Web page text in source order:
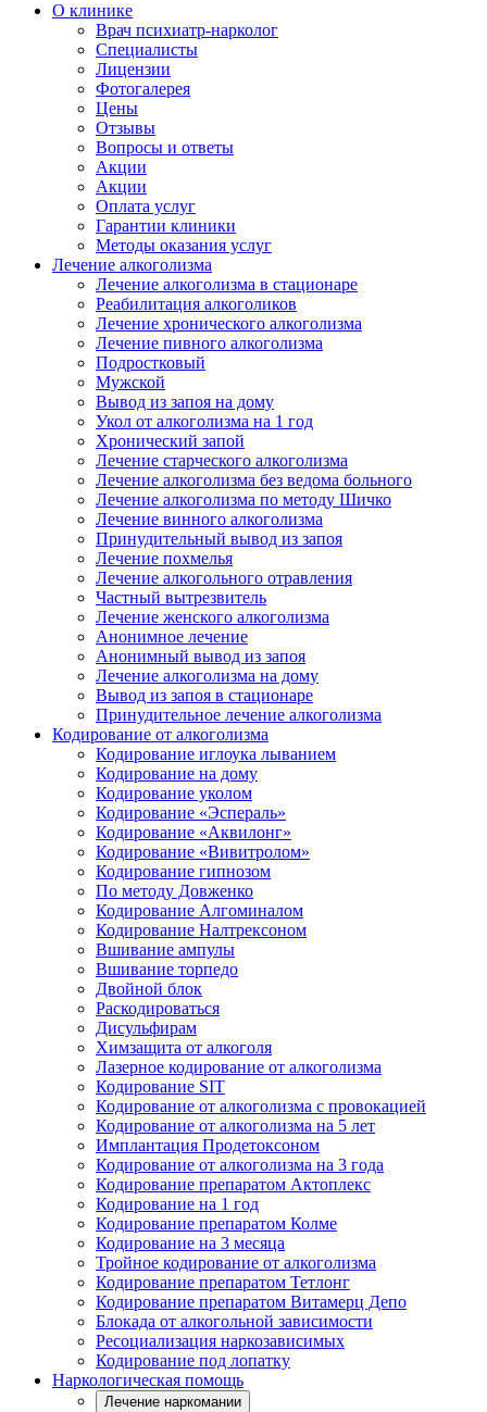
О клинике
Врач психиатр-нарколог
Специалисты
Лицензии
Фотогалерея
Цены
Отзывы
Вопросы и ответы
Акции
Акции
Оплата услуг
Гарантии клиники
Методы оказания услуг
Лечение алкоголизма
Лечение алкоголизма в стационаре
Реабилитация алкоголиков
Лечение хронического алкоголизма
Лечение пивного алкоголизма
Подростковый
Мужской
Вывод из запоя на дому
Укол от алкоголизма на 1 год
Хронический запой
Лечение старческого алкоголизма
Лечение алкоголизма без ведома больного
Лечение алкоголизма по методу Шичко
Лечение винного алкоголизма
Принудительный вывод из запоя
Лечение похмелья
Лечение алкогольного отравления
Частный вытрезвитель
Лечение женского алкоголизма
Анонимное лечение
Анонимный вывод из запоя
Лечение алкоголизма на дому
Вывод из запоя в стационаре
Принудительное лечение алкоголизма
Кодирование от алкоголизма
Кодирование иглоука лыванием
Кодирование на дому
Кодирование уколом
Кодирование «Эспераль»
Кодирование «Аквилонг»
Кодирование «Вивитролом»
Кодирование гипнозом
По методу Довженко
Кодирование Алгоминалом
Кодирование Налтрексоном
Вшивание ампулы
Вшивание торпедо
Двойной блок
Раскодироваться
Дисульфирам
Химзащита от алкоголя
Лазерное кодирование от алкоголизма
Кодирование SIT
Кодирование от алкоголизма с провокацией
Кодирование от алкоголизма на 5 лет
Имплантация Продетоксоном
Кодирование от алкоголизма на 3 года
Кодирование препаратом Актоплекс
Кодирование на 1 год
Кодирование препаратом Колме
Кодирование на 3 месяца
Тройное кодирование от алкоголизма
Кодирование препаратом Тетлонг
Кодирование препаратом Витамерц Депо
Блокада от алкогольной зависимости
Ресоциализация наркозависимых
Кодирование под лопатку
Наркологическая помощь
Лечение наркомании